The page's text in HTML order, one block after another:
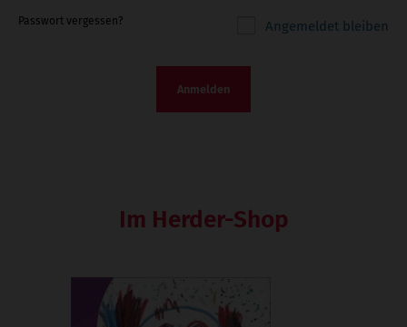
Passwort vergessen? Angemeldet bleiben
Anmelden
Im Herder-Shop